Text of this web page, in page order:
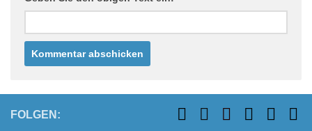
FOLGEN: